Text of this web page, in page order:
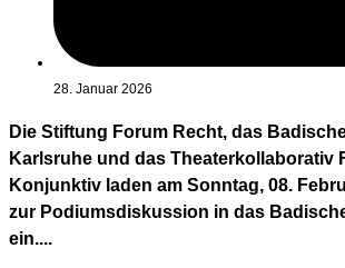
28. Januar 2026
Die Stiftung Forum Recht, das
Karlsruhe und das Theaterkollaborativ
Konjunktiv laden am Sonntag, 08.
zur Podiumsdiskussion in das
ein....